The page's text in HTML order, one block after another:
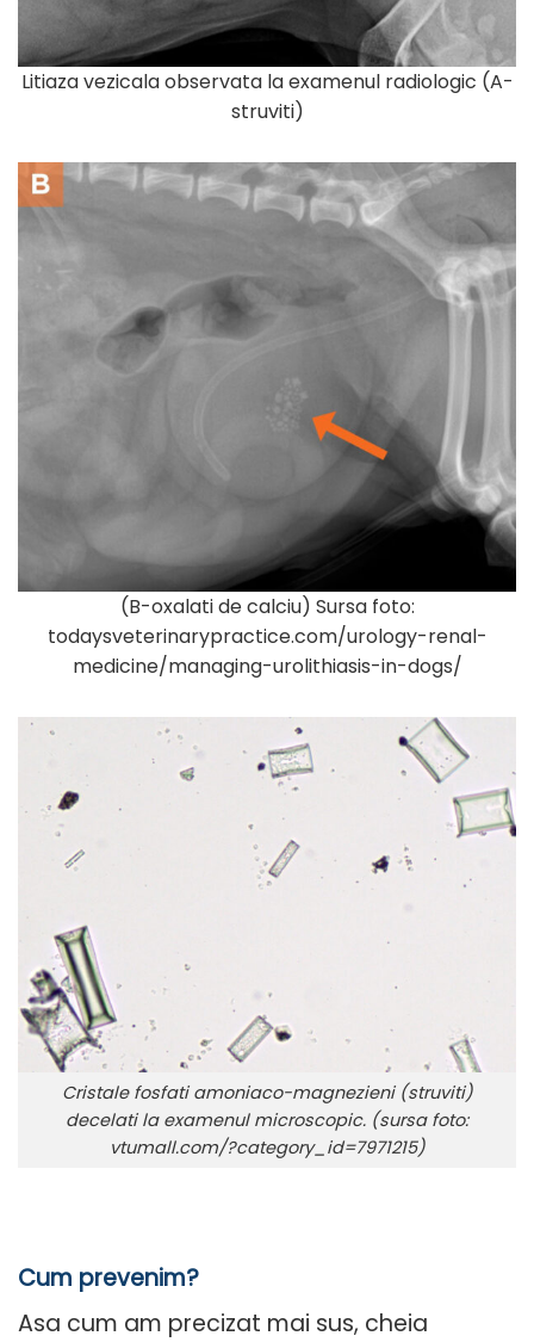
Litiaza vezicala observata la examenul radiologic (A-
struviti)
(B-oxalati de calciu) Sursa foto:
todaysveterinarypractice.com/urology-renal-
medicine/managing-urolithiasis-in-dogs/
Cristale fosfati amoniaco-magnezieni (struviti)
decelati la examenul microscopic. (sursa foto:
vtumall.com/?category_id=7971215)
Cum prevenim?
Asa cum am precizat mai sus, cheia